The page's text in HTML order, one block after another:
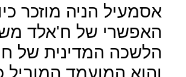
אסמעיל הניה מוזכר
האפשרי של ח'אלד
הלשכה המדינית של
והוא המועמד המוביל